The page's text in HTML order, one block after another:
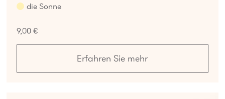
die Sonne
9,00 €
Erfahren Sie mehr